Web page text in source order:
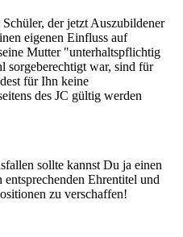
der jetzt Auszubildener
eigenen Einfluss auf
Mutter "unterhaltspflichtig
sorgeberechtigt war, sind für
für Ihn keine
des JC gültig werden
sollte kannst Du ja einen
Ehrentitel und
zu verschaffen!